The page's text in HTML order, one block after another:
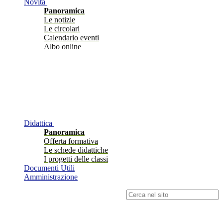
Novità
Panoramica
Le notizie
Le circolari
Calendario eventi
Albo online
Didattica
Panoramica
Offerta formativa
Le schede didattiche
I progetti delle classi
Documenti Utili
Amministrazione